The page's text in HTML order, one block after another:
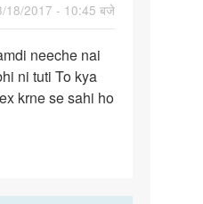
18/2017 - 10:45 बजे
neeche nai
ni tuti To kya
krne se sahi ho